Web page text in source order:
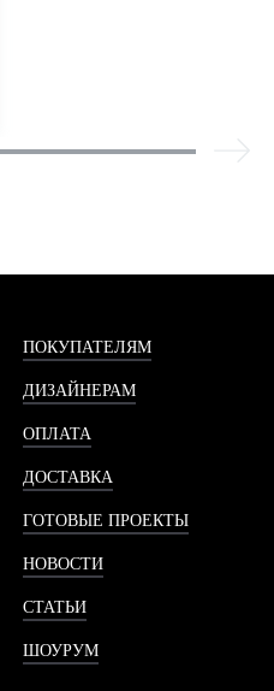
ПОКУПАТЕЛЯМ
ДИЗАЙНЕРАМ
ОПЛАТА
ДОСТАВКА
ГОТОВЫЕ ПРОЕКТЫ
НОВОСТИ
СТАТЬИ
ШОУРУМ